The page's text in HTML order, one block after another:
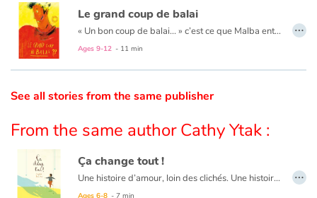
Help
Home
Libraries
Videos & Tutorials
Le grand coup de balai
« Un bon coup de balai... » c’est ce que Malba entendait de la part des passants qui passaient devant lui d’un air méprisant. Jusqu’à ce qu’il tombe sur un vrai balai qui allait l’aider à tracer son chemin...
Ages 9-12 - 11 min
…
See all stories from the same publisher
From the same author Cathy Ytak :
Ça change tout !
Une histoire d’amour, loin des clichés. Une histoire d’amour, tout simplement.
…